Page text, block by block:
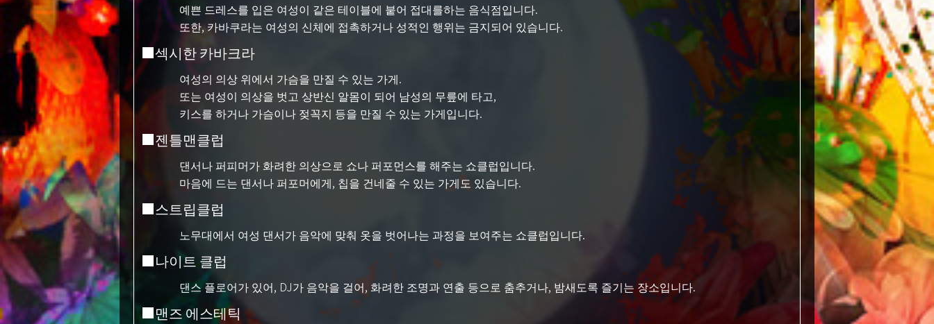
예쁜 드레스를 입은 여성이 같은 테이블에 붙어 접대를하는 음식점입니다.
또한, 카바쿠라는 여성의 신체에 접촉하거나 성적인 행위는 금지되어 있습니다.
■섹시한 카바크라
여성의 의상 위에서 가슴을 만질 수 있는 가게.
또는 여성이 의상을 벗고 상반신 알몸이 되어 남성의 무릎에 타고,
키스를 하거나 가슴이나 젖꼭지 등을 만질 수 있는 가게입니다.
■젠틀맨클럽
댄서나 퍼피머가 화려한 의상으로 쇼나 퍼포먼스를 해주는 쇼클럽입니다.
마음에 드는 댄서나 퍼포머에게, 칩을 건네줄 수 있는 가게도 있습니다.
■스트립클럽
노무대에서 여성 댄서가 음악에 맞춰 옷을 벗어나는 과정을 보여주는 쇼클럽입니다.
■나이트 클럽
댄스 플로어가 있어, DJ가 음악을 걸어, 화려한 조명과 연출 등으로 춤추거나, 밤새도록 즐기는 장소입니다.
■맨즈 에스테틱